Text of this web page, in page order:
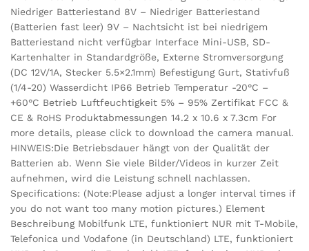
Niedriger Batteriestand 8V – Niedriger Batteriestand
(Batterien fast leer) 9V – Nachtsicht ist bei niedrigem
Batteriestand nicht verfügbar Interface Mini-USB, SD-
Kartenhalter in Standardgröße, Externe Stromversorgung
(DC 12V/1A, Stecker 5.5×2.1mm) Befestigung Gurt, Stativfuß
(1/4-20) Wasserdicht IP66 Betrieb Temperatur -20°C –
+60°C Betrieb Luftfeuchtigkeit 5% – 95% Zertifikat FCC &
CE & RoHS Produktabmessungen 14.2 x 10.6 x 7.3cm For
more details, please click to download the camera manual.
HINWEIS:Die Betriebsdauer hängt von der Qualität der
Batterien ab. Wenn Sie viele Bilder/Videos in kurzer Zeit
aufnehmen, wird die Leistung schnell nachlassen.
Specifications: (Note:Please adjust a longer interval times if
you do not want too many motion pictures.) Element
Beschreibung Mobilfunk LTE, funktioniert NUR mit T-Mobile,
Telefonica und Vodafone (in Deutschland) LTE, funktioniert